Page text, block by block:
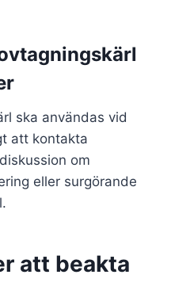
ska användas vid
att kontakta
om
eller surgörande
att beakta